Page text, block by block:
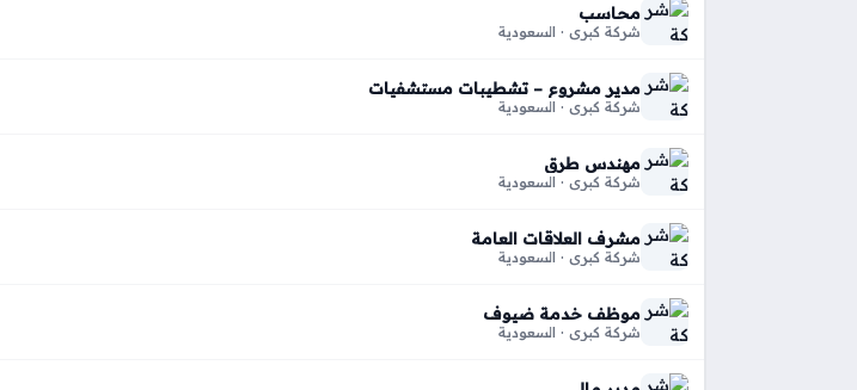
محاسب
شركة كبري · السعودية
مدير مشروع – تشطيبات مستشفيات
شركة كبري · السعودية
مهندس طرق
شركة كبري · السعودية
مشرف العلاقات العامة
شركة كبري · السعودية
موظف خدمة ضيوف
شركة كبري · السعودية